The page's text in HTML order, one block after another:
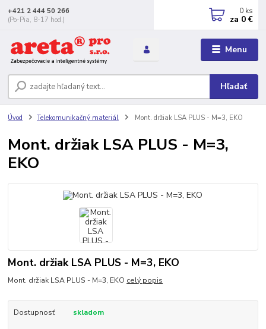
Menu
Hľadať
+421 2 444 50 266
(Po-Pia, 8-17 hod.)
0 ks
za 0 €
Úvod Telekomunikačný materiál Mont. držiak LSA PLUS - M=3, EKO
Mont. držiak LSA PLUS - M=3,
EKO
Mont. držiak LSA PLUS - M=3, EKO
Mont. držiak LSA PLUS - M=3, EKO celý popis
Dostupnosť skladom